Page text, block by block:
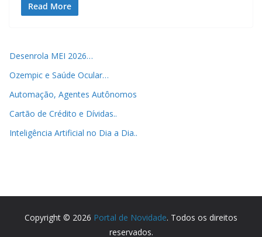
Read More
Desenrola MEI 2026…
Ozempic e Saúde Ocular…
Automação, Agentes Autônomos
Cartão de Crédito e Dívidas..
Inteligência Artificial no Dia a Dia..
Copyright © 2026 Portal de Novidade. Todos os direitos
reservados.